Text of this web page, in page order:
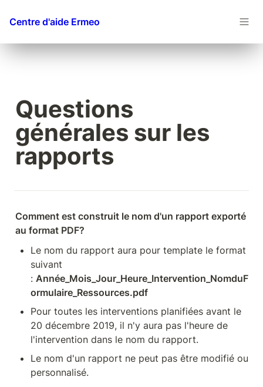
Centre d'aide Ermeo
Questions
générales sur les
rapports
Comment est construit le nom d'un rapport exporté
au format PDF?
Le nom du rapport aura pour template le format
suivant
: Année_Mois_Jour_Heure_Intervention_NomduF
ormulaire_Ressources.pdf
Pour toutes les interventions planifiées avant le
20 décembre 2019, il n'y aura pas l'heure de
l'intervention dans le nom du rapport.
Le nom d'un rapport ne peut pas être modifié ou
personnalisé.